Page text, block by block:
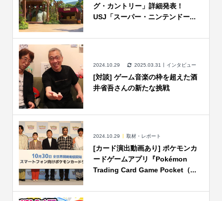
グ・カントリー」詳細発表！
USJ「スーパー・ニンテンドー...
2024.10.29 2025.03.31 インタビュー
[対談] ゲーム音楽の枠を超えた酒
井省吾さんの新たな挑戦
2024.10.29 取材・レポート
[カード演出動画あり] ポケモンカ
ードゲームアプリ『Pokémon
Trading Card Game Pocket（...